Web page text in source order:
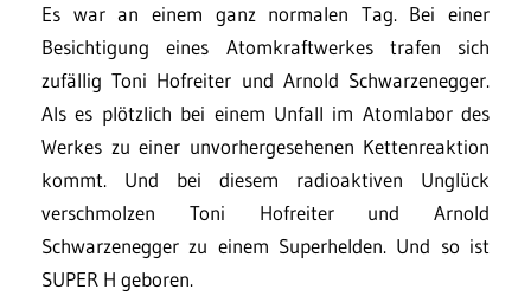
Es war an einem ganz normalen Tag. Bei einer
Besichtigung eines Atomkraftwerkes trafen sich
zufällig Toni Hofreiter und Arnold Schwarzenegger.
Als es plötzlich bei einem Unfall im Atomlabor des
Werkes zu einer unvorhergesehenen Kettenreaktion
kommt. Und bei diesem radioaktiven Unglück
verschmolzen Toni Hofreiter und Arnold
Schwarzenegger zu einem Superhelden. Und so ist
SUPER H geboren.